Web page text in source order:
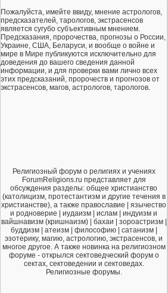
Пожалуйста, имейте ввиду, мнение астрологов,
предсказателей, тарологов, экстрасенсов
является сугубо субъективным мнением.
Предсказания, пророчества, прогнозы о России,
Украине, США, Беларуси, и вообще о войне и
мире в Мире публикуются исключительно для
доведения до вашего сведения данной
информации, и для проверки вами лично всех
этих предсказаний, пророчеств и прогнозов от
экстрасенсов, магов, астрологов, тарологов.
Религиозный форум о религиях и учениях
ForumReligions.ru представляет для
обсуждения разделы: общее христианство
(католицизм, протестантизм и другие течения в
христианстве), а также православие | язычество
и родноверие | иудаизм | ислам | индуизм и
вайшнавизм (кришнаизм) | бахаи | зороастризм |
буддизм | атеизм | философию | сатанизм |
эзотерику, магию, астрологию, экстрасенсов, и
многое другое. А также новинка на религиозном
форуме - открылся сектоведческий форум о
сектах, сектоведении и сектоведах.
Религиозные форумы.